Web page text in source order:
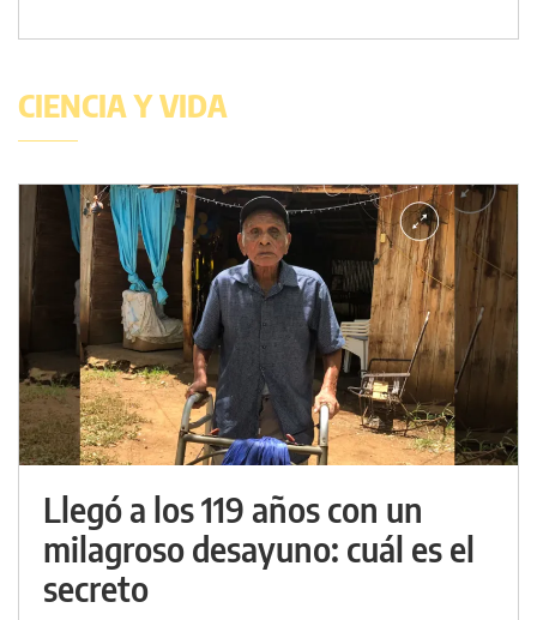
CIENCIA Y VIDA
Llegó a los 119 años con un
milagroso desayuno: cuál es el
secreto